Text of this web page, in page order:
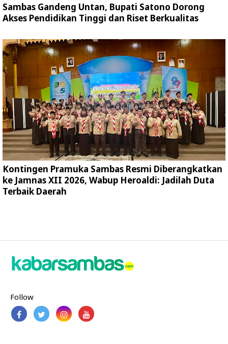
Sambas Gandeng Untan, Bupati Satono Dorong
Akses Pendidikan Tinggi dan Riset Berkualitas
Kontingen Pramuka Sambas Resmi Diberangkatkan
ke Jamnas XII 2026, Wabup Heroaldi: Jadilah Duta
Terbaik Daerah
Follow